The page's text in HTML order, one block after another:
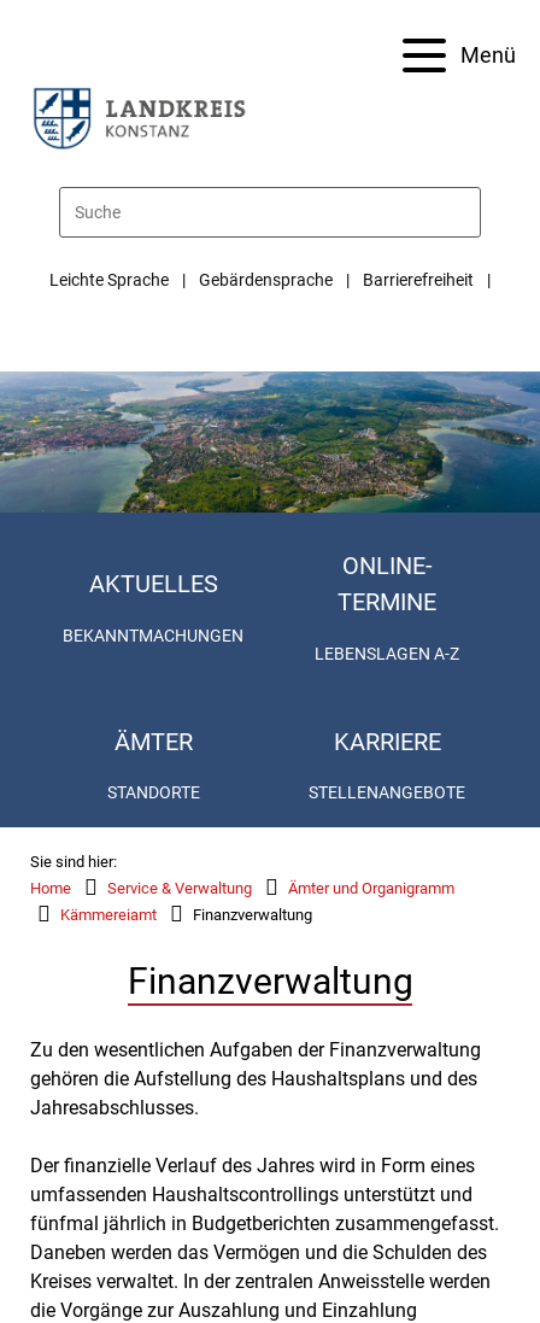
Menü
Leichte Sprache Gebärdensprache Barrierefreiheit
AKTUELLES
BEKANNTMACHUNGEN
ONLINE-
TERMINE
LEBENSLAGEN A-Z
ÄMTER
STANDORTE
KARRIERE
STELLENANGEBOTE
Sie sind hier:
Home
Service & Verwaltung
Ämter und Organigramm
Kämmereiamt
Finanzverwaltung
Finanzverwaltung
Zu den wesentlichen Aufgaben der Finanzverwaltung
gehören die Aufstellung des Haushaltsplans und des
Jahresabschlusses.
Der finanzielle Verlauf des Jahres wird in Form eines
umfassenden Haushaltscontrollings unterstützt und
fünfmal jährlich in Budgetberichten zusammengefasst.
Daneben werden das Vermögen und die Schulden des
Kreises verwaltet. In der zentralen Anweisstelle werden
die Vorgänge zur Auszahlung und Einzahlung